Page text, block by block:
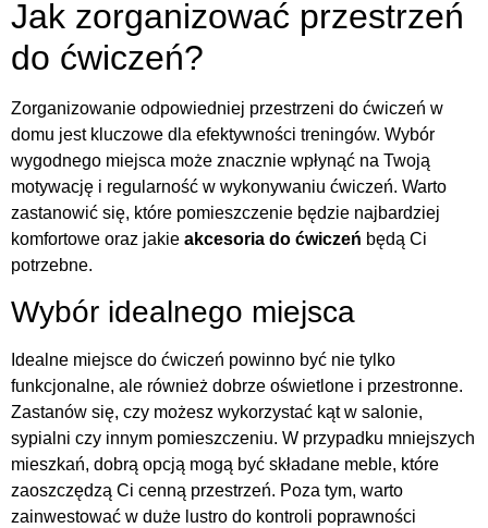
Jak zorganizować przestrzeń
do ćwiczeń?
Zorganizowanie odpowiedniej przestrzeni do ćwiczeń w
domu jest kluczowe dla efektywności treningów. Wybór
wygodnego miejsca może znacznie wpłynąć na Twoją
motywację i regularność w wykonywaniu ćwiczeń. Warto
zastanowić się, które pomieszczenie będzie najbardziej
komfortowe oraz jakie akcesoria do ćwiczeń będą Ci
potrzebne.
Wybór idealnego miejsca
Idealne miejsce do ćwiczeń powinno być nie tylko
funkcjonalne, ale również dobrze oświetlone i przestronne.
Zastanów się, czy możesz wykorzystać kąt w salonie,
sypialni czy innym pomieszczeniu. W przypadku mniejszych
mieszkań, dobrą opcją mogą być składane meble, które
zaoszczędzą Ci cenną przestrzeń. Poza tym, warto
zainwestować w duże lustro do kontroli poprawności